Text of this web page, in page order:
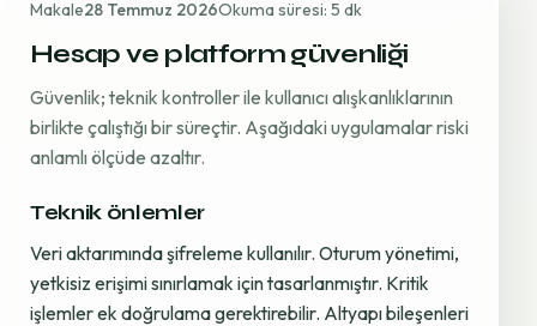
Makale28 Temmuz 2026Okuma süresi: 5 dk
Hesap ve platform güvenliği
Güvenlik; teknik kontroller ile kullanıcı alışkanlıklarının
birlikte çalıştığı bir süreçtir. Aşağıdaki uygulamalar riski
anlamlı ölçüde azaltır.
Teknik önlemler
Veri aktarımında şifreleme kullanılır. Oturum yönetimi,
yetkisiz erişimi sınırlamak için tasarlanmıştır. Kritik
işlemler ek doğrulama gerektirebilir. Altyapı bileşenleri